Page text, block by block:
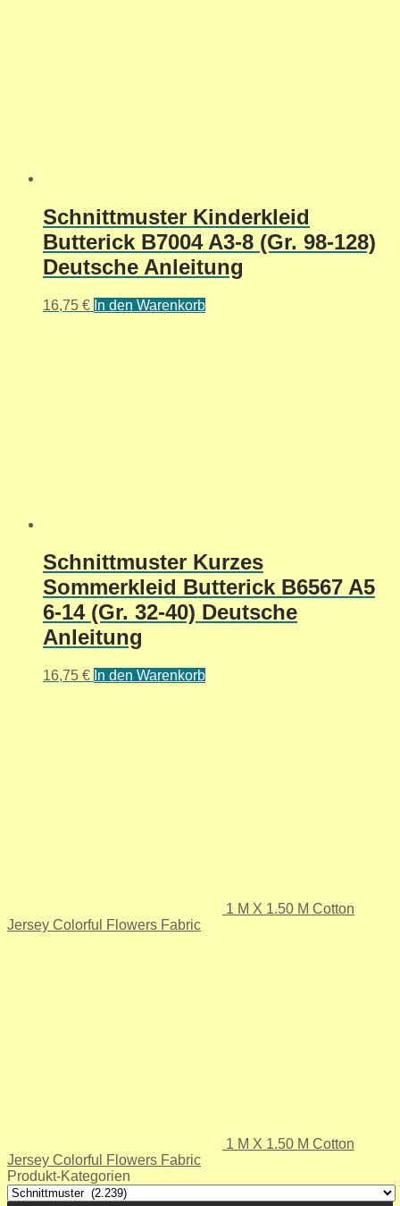
Schnittmuster Kinderkleid
Butterick B7004 A3-8 (Gr. 98-128)
Deutsche Anleitung
16,75 € In den Warenkorb
Schnittmuster Kurzes
Sommerkleid Butterick B6567 A5
6-14 (Gr. 32-40) Deutsche
Anleitung
16,75 € In den Warenkorb
1 M X 1.50 M Cotton
Jersey Colorful Flowers Fabric
1 M X 1.50 M Cotton
Jersey Colorful Flowers Fabric
Produkt-Kategorien